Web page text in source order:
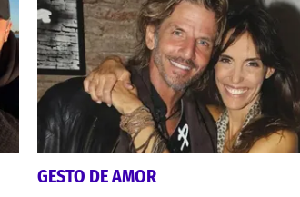
GESTO DE AMOR